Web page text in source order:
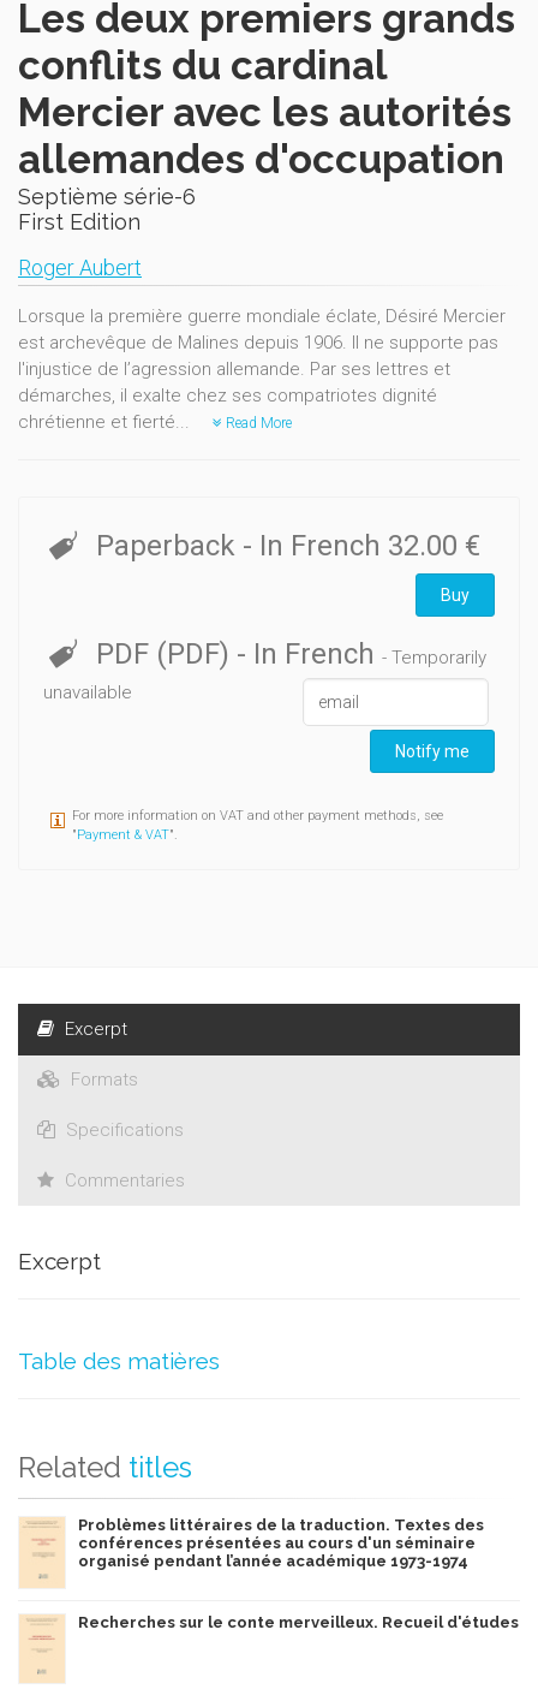
Les deux premiers grands
conflits du cardinal
Mercier avec les autorités
allemandes d'occupation
Septième série-6
First Edition
Roger Aubert
Lorsque la première guerre mondiale éclate, Désiré Mercier
est archevêque de Malines depuis 1906. Il ne supporte pas
l'injustice de l’agression allemande. Par ses lettres et
démarches, il exalte chez ses compatriotes dignité
chrétienne et fierté...
Read More
Paperback - In French 32.00 €
Buy
PDF (PDF) - In French - Temporarily
unavailable
Notify me
For more information on VAT and other payment methods, see
"Payment & VAT".
Excerpt
Formats
Specifications
Commentaries
Excerpt
Table des matières
Related titles
Problèmes littéraires de la traduction. Textes des
conférences présentées au cours d'un séminaire
organisé pendant l’année académique 1973-1974
Recherches sur le conte merveilleux. Recueil d'études